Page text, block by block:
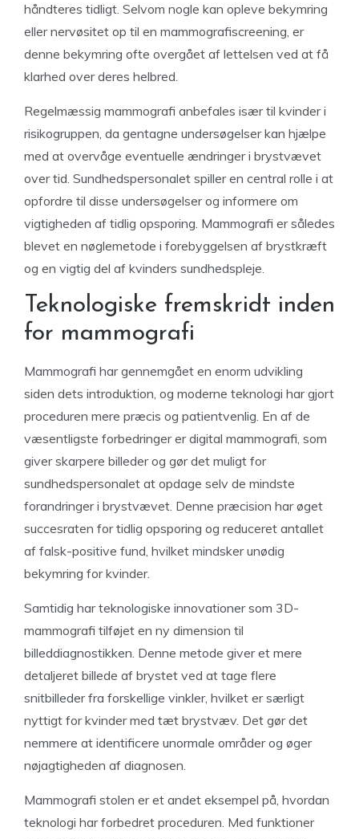
håndteres tidligt. Selvom nogle kan opleve bekymring
eller nervøsitet op til en mammografiscreening, er
denne bekymring ofte overgået af lettelsen ved at få
klarhed over deres helbred.
Regelmæssig mammografi anbefales især til kvinder i
risikogruppen, da gentagne undersøgelser kan hjælpe
med at overvåge eventuelle ændringer i brystvævet
over tid. Sundhedspersonalet spiller en central rolle i at
opfordre til disse undersøgelser og informere om
vigtigheden af tidlig opsporing. Mammografi er således
blevet en nøglemetode i forebyggelsen af brystkræft
og en vigtig del af kvinders sundhedspleje.
Teknologiske fremskridt inden
for mammografi
Mammografi har gennemgået en enorm udvikling
siden dets introduktion, og moderne teknologi har gjort
proceduren mere præcis og patientvenlig. En af de
væsentligste forbedringer er digital mammografi, som
giver skarpere billeder og gør det muligt for
sundhedspersonalet at opdage selv de mindste
forandringer i brystvævet. Denne præcision har øget
succesraten for tidlig opsporing og reduceret antallet
af falsk-positive fund, hvilket mindsker unødig
bekymring for kvinder.
Samtidig har teknologiske innovationer som 3D-
mammografi tilføjet en ny dimension til
billeddiagnostikken. Denne metode giver et mere
detaljeret billede af brystet ved at tage flere
snitbilleder fra forskellige vinkler, hvilket er særligt
nyttigt for kvinder med tæt brystvæv. Det gør det
nemmere at identificere unormale områder og øger
nøjagtigheden af diagnosen.
Mammografi stolen er et andet eksempel på, hvordan
teknologi har forbedret proceduren. Med funktioner